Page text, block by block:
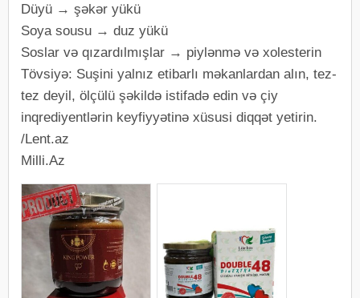
Düyü → şəkər yükü
Soya sousu → duz yükü
Soslar və qızardılmışlar → piylənmə və xolesterin
Tövsiyə: Suşini yalnız etibarlı məkanlardan alın, tez-
tez deyil, ölçülü şəkildə istifadə edin və çiy
inqrediyentlərin keyfiyyətinə xüsusi diqqət yetirin.
/Lent.az
Milli.Az